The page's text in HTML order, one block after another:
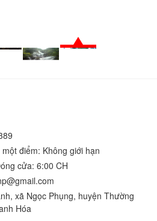
điểm: Không giới hạn
cửa: 6:00 CH
xã Ngọc Phụng, huyện Thường
Hóa